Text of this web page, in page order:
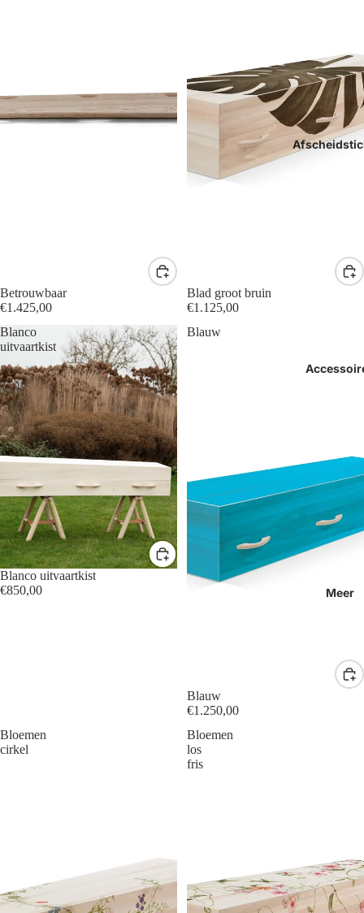
Meer
Betrouwbaar
€1.425,00
Blad groot bruin
€1.125,00
Blanco
uitvaartkist
Blanco uitvaartkist
€850,00
Blauw
Blauw
€1.250,00
Bloemen
cirkel
Bloemen
los
fris